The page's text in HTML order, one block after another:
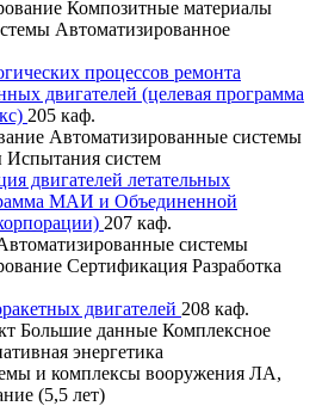
Композитные материалы
Автоматизированное
процессов ремонта
двигателей (целевая программа
205 каф.
Автоматизированные системы
Испытания систем
двигателей летательных
МАИ и Объединенной
207 каф.
системы
Сертификация Разработка
двигателей 208 каф.
Большие данные Комплексное
энергетика
и комплексы вооружения ЛА,
(5,5 лет)